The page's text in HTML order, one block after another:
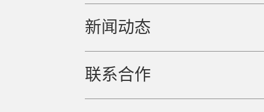
新闻动态
联系合作